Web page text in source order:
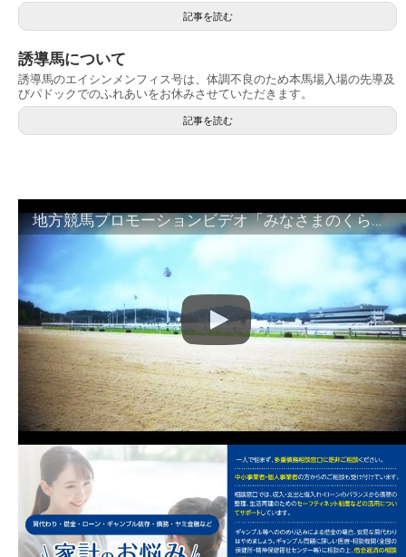
記事を読む
誘導馬について
誘導馬のエイシンメンフィス号は、体調不良のため本馬場入場の先導及
びパドックでのふれあいをお休みさせていただきます。
記事を読む
地方競馬プロモーションビデオ「みなさまのくらしのために」30秒篇｜NAR公式